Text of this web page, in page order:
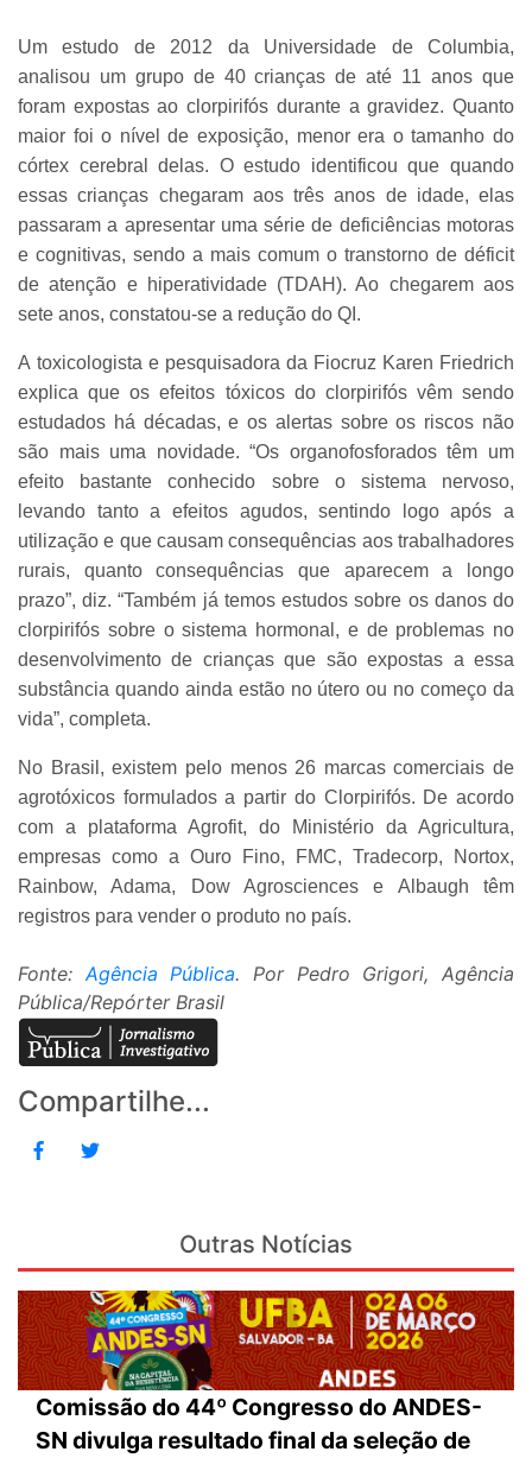
Um estudo de 2012 da Universidade de Columbia,
analisou um grupo de 40 crianças de até 11 anos que
foram expostas ao clorpirifós durante a gravidez. Quanto
maior foi o nível de exposição, menor era o tamanho do
córtex cerebral delas. O estudo identificou que quando
essas crianças chegaram aos três anos de idade, elas
passaram a apresentar uma série de deficiências motoras
e cognitivas, sendo a mais comum o transtorno de déficit
de atenção e hiperatividade (TDAH). Ao chegarem aos
sete anos, constatou-se a redução do QI.
A toxicologista e pesquisadora da Fiocruz Karen Friedrich
explica que os efeitos tóxicos do clorpirifós vêm sendo
estudados há décadas, e os alertas sobre os riscos não
são mais uma novidade. “Os organofosforados têm um
efeito bastante conhecido sobre o sistema nervoso,
levando tanto a efeitos agudos, sentindo logo após a
utilização e que causam consequências aos trabalhadores
rurais, quanto consequências que aparecem a longo
prazo”, diz. “Também já temos estudos sobre os danos do
clorpirifós sobre o sistema hormonal, e de problemas no
desenvolvimento de crianças que são expostas a essa
substância quando ainda estão no útero ou no começo da
vida”, completa.
No Brasil, existem pelo menos 26 marcas comerciais de
agrotóxicos formulados a partir do Clorpirifós. De acordo
com a plataforma Agrofit, do Ministério da Agricultura,
empresas como a Ouro Fino, FMC, Tradecorp, Nortox,
Rainbow, Adama, Dow Agrosciences e Albaugh têm
registros para vender o produto no país.
Fonte:Agência Pública. Por Pedro Grigori, Agência
Pública/Repórter Brasil
Compartilhe...
Outras Notícias
Comissão do 44º Congresso do ANDES-
SN divulga resultado final da seleção de